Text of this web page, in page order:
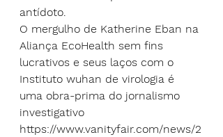
antídoto.
O mergulho de Katherine Eban na
Aliança EcoHealth sem fins
lucrativos e seus laços com o
Instituto wuhan de virologia é
uma obra-prima do jornalismo
investigativo
https://www.vanityfair.com/news/2